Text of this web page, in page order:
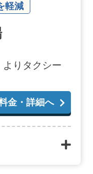
軽減
りタクシー
金・詳細へ